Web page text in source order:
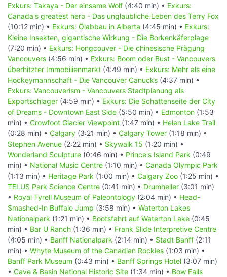
Exkurs: Takaya - Der einsame Wolf (4:40 min) • Exkurs:
Canada's greatest hero - Das unglaubliche Leben des Terry Fox
(10:12 min) • Exkurs: Ölabbau in Alberta (4:45 min) • Exkurs:
Kleine Insekten, gigantische Wirkung - Die Borkenkäferplage
(7:20 min) • Exkurs: Hongcouver - Die chinesische Prägung
Vancouvers (4:56 min) • Exkurs: Boom oder Bust - Vancouvers
überhitzter Immobilienmarkt (4:49 min) • Exkurs: Mehr als eine
Hockeymannschaft - Die Vancouver Canucks (4:37 min) •
Exkurs: Vancouverism - Vancouvers Stadtplanung als
Exportschlager (4:59 min) • Exkurs: Die Schattenseite der City
of Dreams - Downtown East Side (5:50 min) • Edmonton (1:53
min) • Crowfoot Glacier Viewpoint (1:47 min) • Helen Lake Trail
(0:28 min) • Calgary (3:21 min) • Calgary Tower (1:18 min) •
Stephen Avenue (2:22 min) • Skywalk 15 (1:20 min) •
Wonderland Sculpture (0:46 min) • Prince's Island Park (0:49
min) • National Music Centre (1:10 min) • Canada Olympic Park
(1:13 min) • Heritage Park (1:00 min) • Calgary Zoo (1:25 min) •
TELUS Park Science Centre (0:41 min) • Drumheller (3:01 min)
• Royal Tyrell Museum of Paleontology (2:04 min) • Head-
Smashed-In Buffalo Jump (3:58 min) • Waterton Lakes
Nationalpark (1:21 min) • Bootsfahrt auf Waterton Lake (0:45
min) • Bar U Ranch (1:36 min) • Frank Slide Interpretive Centre
(4:05 min) • Banff Nationalpark (2:14 min) • Stadt Banff (2:11
min) • Whyte Museum of the Canadian Rockies (1:03 min) •
Banff Park Museum (0:43 min) • Banff Springs Hotel (3:07 min)
• Cave & Basin National Historic Site (1:34 min) • Bow Falls